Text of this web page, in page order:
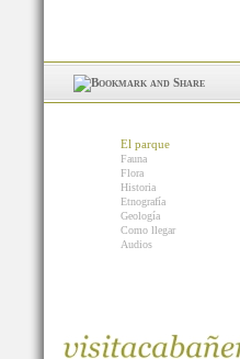
El parque
Fauna
Flora
Historia
Etnografía
Geología
Como llegar
Audios